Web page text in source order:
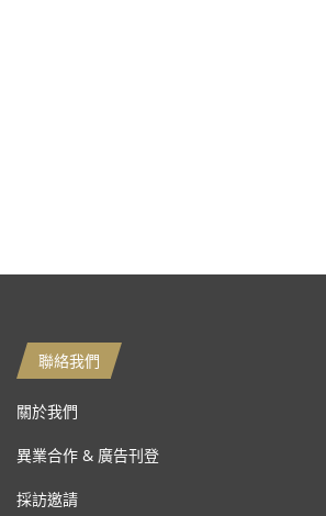
聯絡我們
關於我們
異業合作 & 廣告刊登
採訪邀請